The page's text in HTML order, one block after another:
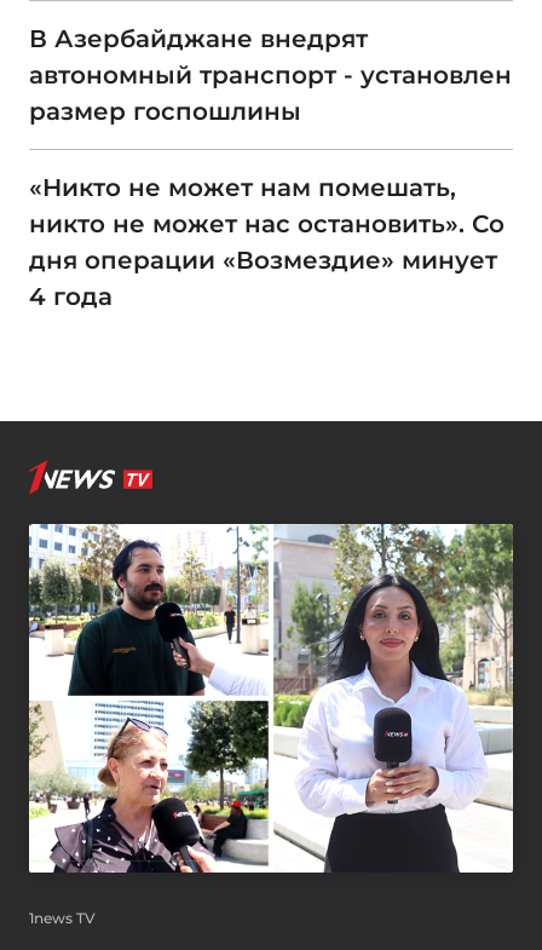
В Азербайджане внедрят
автономный транспорт - установлен
размер госпошлины
«Никто не может нам помешать,
никто не может нас остановить». Со
дня операции «Возмездие» минует
4 года
1news TV